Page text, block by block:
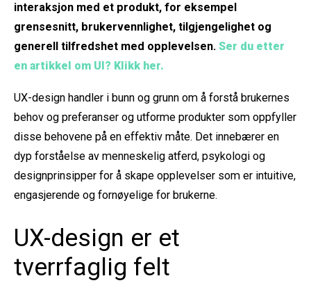
interaksjon med et produkt, for eksempel
grensesnitt, brukervennlighet, tilgjengelighet og
generell tilfredshet med opplevelsen. Ser du etter
en artikkel om UI? Klikk her.
UX-design handler i bunn og grunn om å forstå brukernes
behov og preferanser og utforme produkter som oppfyller
disse behovene på en effektiv måte. Det innebærer en
dyp forståelse av menneskelig atferd, psykologi og
designprinsipper for å skape opplevelser som er intuitive,
engasjerende og fornøyelige for brukerne.
UX-design er et
tverrfaglig felt